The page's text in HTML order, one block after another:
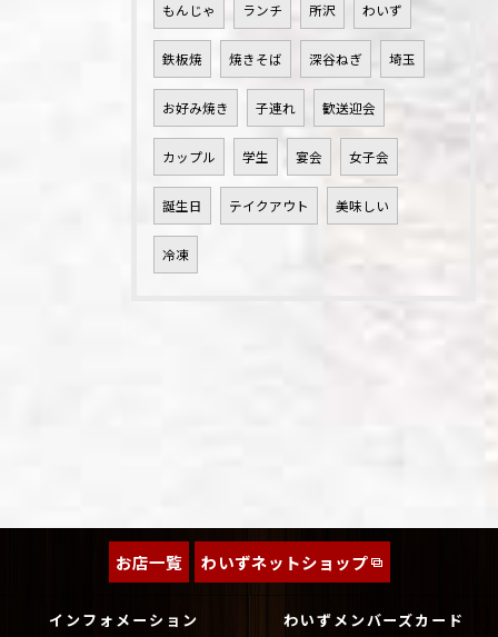
もんじゃ ランチ 所沢 わいず
鉄板焼 焼きそば 深谷ねぎ 埼玉
お好み焼き 子連れ 歓送迎会
カップル 学生 宴会 女子会
誕生日 テイクアウト 美味しい
冷凍
お店一覧 わいずネットショップ
インフォメーション わいずメンバーズカード